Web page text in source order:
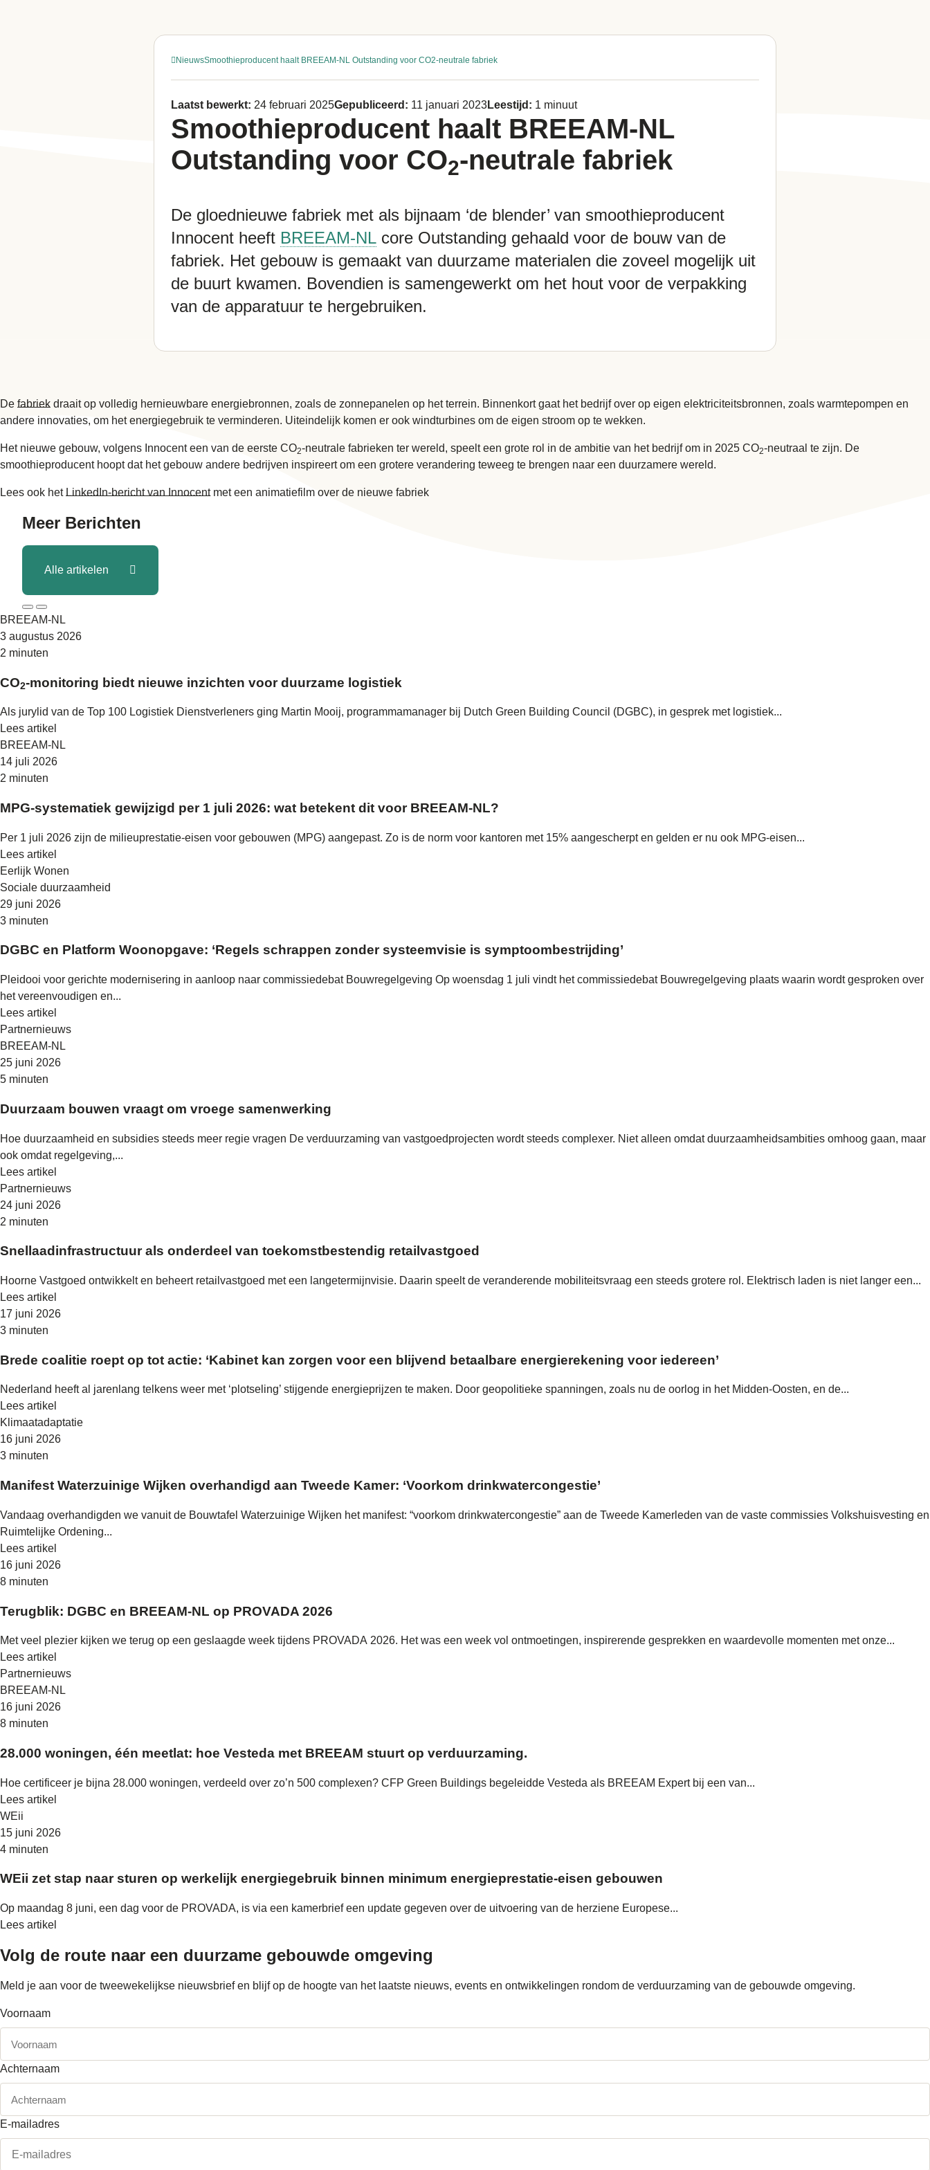
NieuwsSmoothieproducent haalt BREEAM-NL Outstanding voor CO2-neutrale fabriek
Laatst bewerkt: 24 februari 2025Gepubliceerd: 11 januari 2023Leestijd: 1 minuut
Smoothieproducent haalt BREEAM-NL
Outstanding voor CO2-neutrale fabriek
De gloednieuwe fabriek met als bijnaam ‘de blender’ van smoothieproducent
Innocent heeft BREEAM-NL core Outstanding gehaald voor de bouw van de
fabriek. Het gebouw is gemaakt van duurzame materialen die zoveel mogelijk uit
de buurt kwamen. Bovendien is samengewerkt om het hout voor de verpakking
van de apparatuur te hergebruiken.
De fabriek draait op volledig hernieuwbare energiebronnen, zoals de zonnepanelen op het terrein. Binnenkort gaat het bedrijf over op eigen elektriciteitsbronnen, zoals warmtepompen en
andere innovaties, om het energiegebruik te verminderen. Uiteindelijk komen er ook windturbines om de eigen stroom op te wekken.
Het nieuwe gebouw, volgens Innocent een van de eerste CO2-neutrale fabrieken ter wereld, speelt een grote rol in de ambitie van het bedrijf om in 2025 CO2-neutraal te zijn. De
smoothieproducent hoopt dat het gebouw andere bedrijven inspireert om een grotere verandering teweeg te brengen naar een duurzamere wereld.
Lees ook het LinkedIn-bericht van Innocentmet een animatiefilm over de nieuwe fabriek
Meer Berichten
Alle artikelen
BREEAM-NL
3 augustus 2026
2 minuten
CO2-monitoring biedt nieuwe inzichten voor duurzame logistiek
Als jurylid van de Top 100 Logistiek Dienstverleners ging Martin Mooij, programmamanager bij Dutch Green Building Council (DGBC), in gesprek met logistiek...
Lees artikel
BREEAM-NL
14 juli 2026
2 minuten
MPG-systematiek gewijzigd per 1 juli 2026: wat betekent dit voor BREEAM-NL?
Per 1 juli 2026 zijn de milieuprestatie-eisen voor gebouwen (MPG) aangepast. Zo is de norm voor kantoren met 15% aangescherpt en gelden er nu ook MPG-eisen...
Lees artikel
Eerlijk Wonen
Sociale duurzaamheid
29 juni 2026
3 minuten
DGBC en Platform Woonopgave: ‘Regels schrappen zonder systeemvisie is symptoombestrijding’
Pleidooi voor gerichte modernisering in aanloop naar commissiedebat Bouwregelgeving Op woensdag 1 juli vindt het commissiedebat Bouwregelgeving plaats waarin wordt gesproken over
het vereenvoudigen en...
Lees artikel
Partnernieuws
BREEAM-NL
25 juni 2026
5 minuten
Duurzaam bouwen vraagt om vroege samenwerking
Hoe duurzaamheid en subsidies steeds meer regie vragen De verduurzaming van vastgoedprojecten wordt steeds complexer. Niet alleen omdat duurzaamheidsambities omhoog gaan, maar
ook omdat regelgeving,...
Lees artikel
Partnernieuws
24 juni 2026
2 minuten
Snellaadinfrastructuur als onderdeel van toekomstbestendig retailvastgoed
Hoorne Vastgoed ontwikkelt en beheert retailvastgoed met een langetermijnvisie. Daarin speelt de veranderende mobiliteitsvraag een steeds grotere rol. Elektrisch laden is niet langer een...
Lees artikel
17 juni 2026
3 minuten
Brede coalitie roept op tot actie: ‘Kabinet kan zorgen voor een blijvend betaalbare energierekening voor iedereen’
Nederland heeft al jarenlang telkens weer met ‘plotseling’ stijgende energieprijzen te maken. Door geopolitieke spanningen, zoals nu de oorlog in het Midden-Oosten, en de...
Lees artikel
Klimaatadaptatie
16 juni 2026
3 minuten
Manifest Waterzuinige Wijken overhandigd aan Tweede Kamer: ‘Voorkom drinkwatercongestie’
Vandaag overhandigden we vanuit de Bouwtafel Waterzuinige Wijken het manifest: “voorkom drinkwatercongestie” aan de Tweede Kamerleden van de vaste commissies Volkshuisvesting en
Ruimtelijke Ordening...
Lees artikel
16 juni 2026
8 minuten
Terugblik: DGBC en BREEAM-NL op PROVADA 2026
Met veel plezier kijken we terug op een geslaagde week tijdens PROVADA 2026. Het was een week vol ontmoetingen, inspirerende gesprekken en waardevolle momenten met onze...
Lees artikel
Partnernieuws
BREEAM-NL
16 juni 2026
8 minuten
28.000 woningen, één meetlat: hoe Vesteda met BREEAM stuurt op verduurzaming.
Hoe certificeer je bijna 28.000 woningen, verdeeld over zo’n 500 complexen? CFP Green Buildings begeleidde Vesteda als BREEAM Expert bij een van...
Lees artikel
WEii
15 juni 2026
4 minuten
WEii zet stap naar sturen op werkelijk energiegebruik binnen minimum energieprestatie-eisen gebouwen
Op maandag 8 juni, een dag voor de PROVADA, is via een kamerbrief een update gegeven over de uitvoering van de herziene Europese...
Lees artikel
Volg de route naar een duurzame gebouwde omgeving
Meld je aan voor de tweewekelijkse nieuwsbrief en blijf op de hoogte van het laatste nieuws, events en ontwikkelingen rondom de verduurzaming van de gebouwde omgeving.
Voornaam
Achternaam
E-mailadres